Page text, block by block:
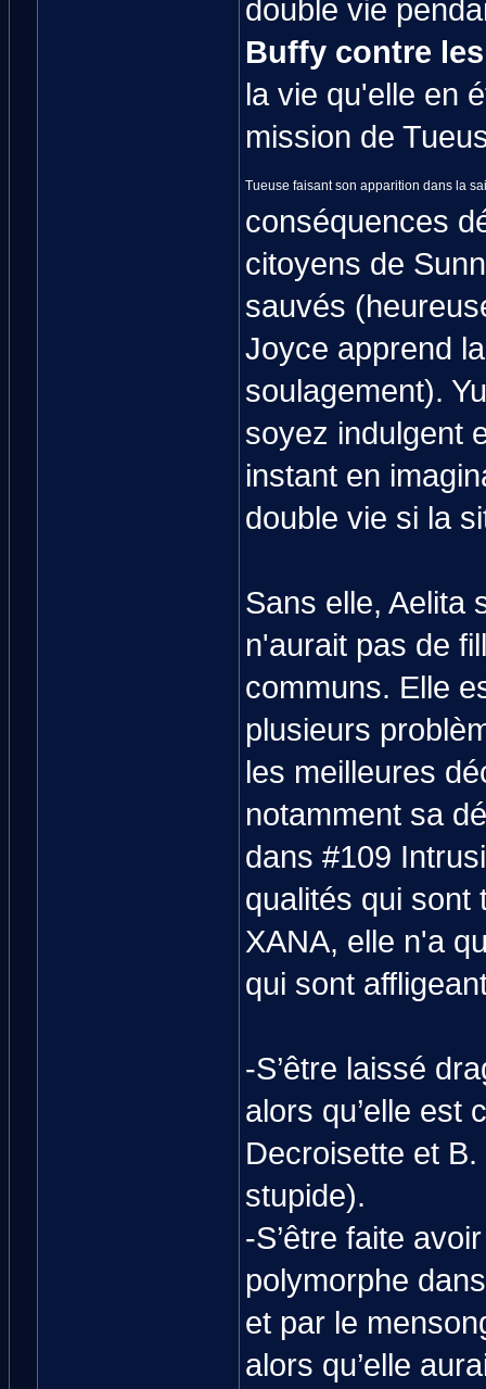
double vie
Buffy contre
la vie qu'elle en
mission de
Tueuse faisant son apparition dans la
conséquences
citoyens de
sauvés
Joyce apprend
soulagement).
soyez indulgent
instant en
double vie si la
Sans elle, Aelita
n'aurait pas de
communs. Elle
plusieurs
les meilleures
notamment sa
dans #109
qualités qui sont
XANA, elle n'a
qui sont
-S’être laissé
alors qu’elle est
Decroisette et
stupide).
-S’être faite
polymorphe
et par le
alors qu’elle